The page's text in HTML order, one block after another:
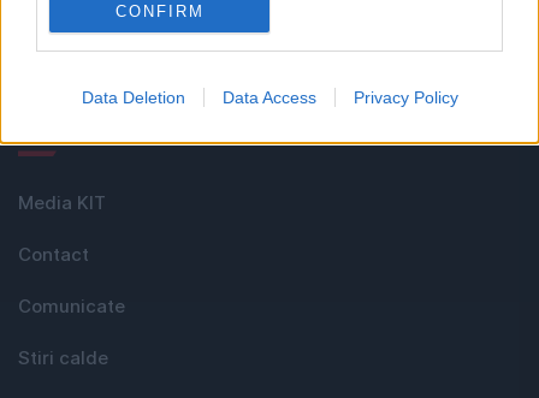
CONFIRM
Data Deletion Data Access Privacy Policy
celor care apreciază știrile corecte, obiective și
relevante din toate domeniile de activitate
Media KIT
Contact
Comunicate
Stiri calde